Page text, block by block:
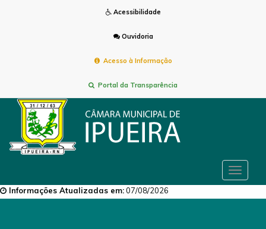
Acessibilidade
Ouvidoria
Acesso à Informação
Portal da Transparência
Toggle
Informações Atualizadas em:07/08/2026